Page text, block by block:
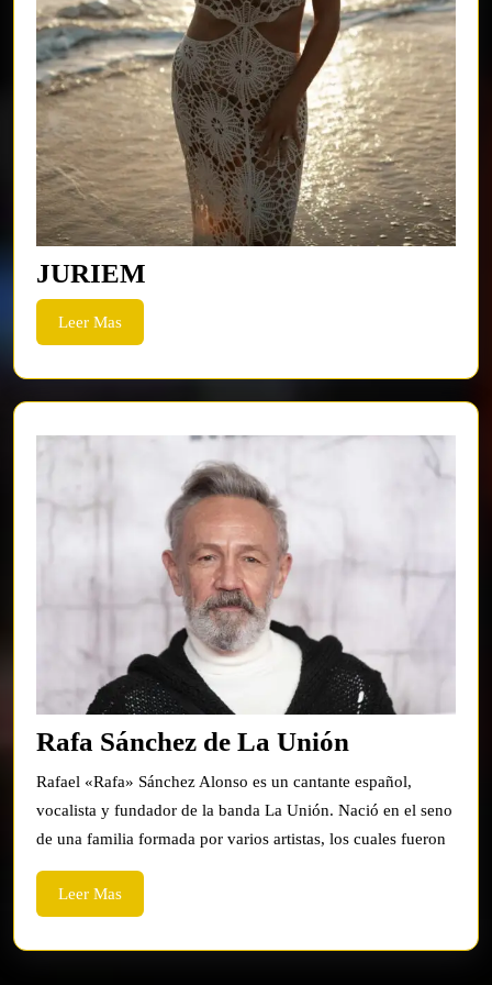
JURIEM
Leer MasLeer
Mas
Rafa Sánchez de La Unión
Sánchez
de
La
Rafael «Rafa» Sánchez Alonso es un cantante español,
vocalista y fundador de la banda La Unión. Nació en el seno
de una familia formada por varios artistas, los cuales fueron
Leer MasLeer
Mas